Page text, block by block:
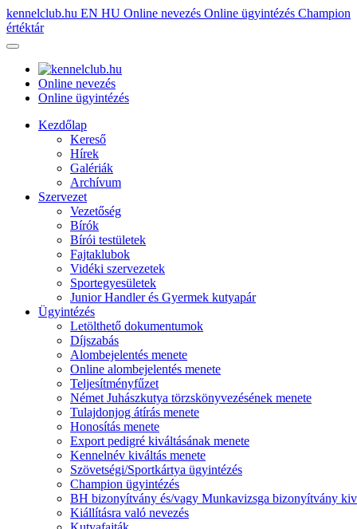
kennelclub.hu EN HU Online nevezés Online ügyintézés Champion
értéktár
Online nevezés
Online ügyintézés
Kezdőlap
Kereső
Hírek
Galériák
Archívum
Szervezet
Vezetőség
Bírók
Bírói testületek
Fajtaklubok
Vidéki szervezetek
Sportegyesületek
Junior Handler és Gyermek kutyapár
Ügyintézés
Letölthető dokumentumok
Díjszabás
Alombejelentés menete
Online alombejelentés menete
Teljesítményfűzet
Német Juhászkutya törzskönyvezésének menete
Tulajdonjog átírás menete
Honosítás menete
Export pedigré kiváltásának menete
Kennelnév kiváltás menete
Szövetségi/Sportkártya ügyintézés
Champion ügyintézés
BH bizonyítvány és/vagy Munkavizsga bizonyítvány
Kiállításra való nevezés